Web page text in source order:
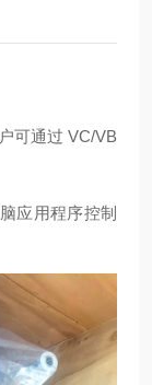
可通过 VC/VB
应用程序控制